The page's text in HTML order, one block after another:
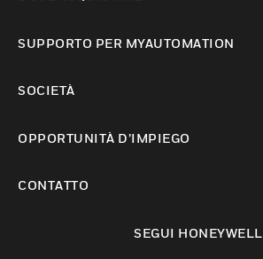
SUPPORTO PER MYAUTOMATION
SOCIETÀ
OPPORTUNITÀ D’IMPIEGO
CONTATTO
SEGUI HONEYWELL